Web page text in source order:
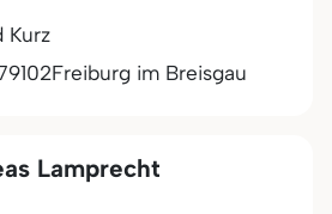
Kurz
Freiburg im Breisgau
Lamprecht